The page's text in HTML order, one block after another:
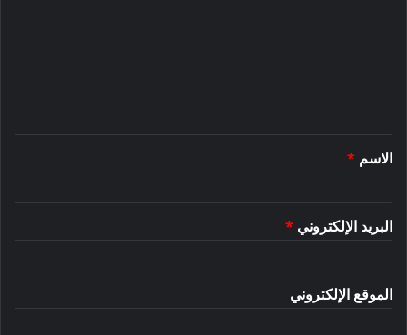
*
الاسم *
البريد الإلكتروني *
الموقع الإلكتروني